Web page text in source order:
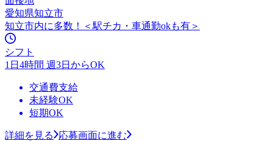
愛知県知立市
知立市内に多数！＜駅チカ・車通勤okも有＞
シフト
1日4時間 週3日からOK
交通費支給
未経験OK
短期OK
詳細を見る 応募画面に進む